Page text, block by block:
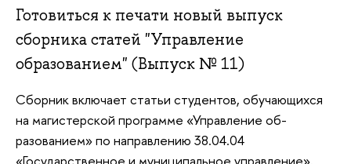
Готовиться к печати новый выпуск
сборника статей "Управление
образованием" (Выпуск № 11)
Сборник включает статьи студентов, обучающихся
на магистерской программе «Управление об-
разованием» по направлению 38.04.04
«Государственное и муниципальное управление».